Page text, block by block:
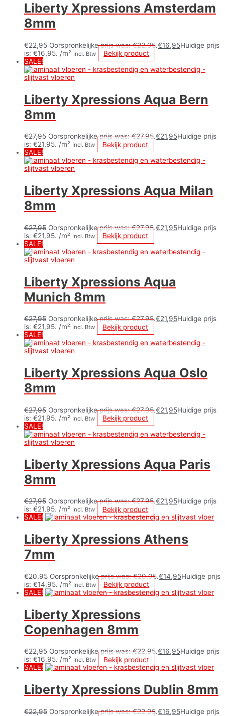
Liberty Xpressions Amsterdam
8mm
€22,95 Oorspronkelijke prijs was: €22,95.€16,95Huidige prijs
is: €16,95. /m² Incl. Btw
Bekijk product
SALE!
Liberty Xpressions Aqua Bern
8mm
€27,95 Oorspronkelijke prijs was: €27,95.€21,95Huidige prijs
is: €21,95. /m² Incl. Btw
Bekijk product
SALE!
Liberty Xpressions Aqua Milan
8mm
€27,95 Oorspronkelijke prijs was: €27,95.€21,95Huidige prijs
is: €21,95. /m² Incl. Btw
Bekijk product
SALE!
Liberty Xpressions Aqua
Munich 8mm
€27,95 Oorspronkelijke prijs was: €27,95.€21,95Huidige prijs
is: €21,95. /m² Incl. Btw
Bekijk product
SALE!
Liberty Xpressions Aqua Oslo
8mm
€27,95 Oorspronkelijke prijs was: €27,95.€21,95Huidige prijs
is: €21,95. /m² Incl. Btw
Bekijk product
SALE!
Liberty Xpressions Aqua Paris
8mm
€27,95 Oorspronkelijke prijs was: €27,95.€21,95Huidige prijs
is: €21,95. /m² Incl. Btw
Bekijk product
SALE!
Liberty Xpressions Athens
7mm
€20,95 Oorspronkelijke prijs was: €20,95.€14,95Huidige prijs
is: €14,95. /m² Incl. Btw
Bekijk product
SALE!
Liberty Xpressions
Copenhagen 8mm
€22,95 Oorspronkelijke prijs was: €22,95.€16,95Huidige prijs
is: €16,95. /m² Incl. Btw
Bekijk product
SALE!
Liberty Xpressions Dublin 8mm
€22,95 Oorspronkelijke prijs was: €22,95.€16,95Huidige prijs